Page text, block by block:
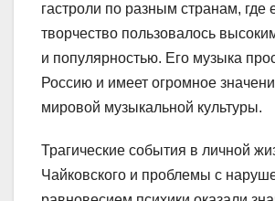
гастроли по разным странам, где
творчество пользовалось
и популярностью. Его музыка
Россию и имеет огромное
мировой музыкальной культуры.
Трагические события в личной
Чайковского и проблемы с